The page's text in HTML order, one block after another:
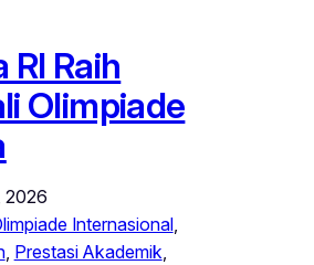
RI Raih
Olimpiade
2026
Internasional
, Prestasi Akademik